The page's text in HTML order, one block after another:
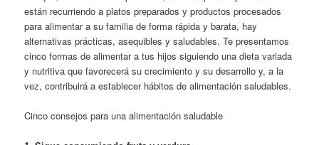
están recurriendo a platos preparados y productos procesados
para alimentar a su familia de forma rápida y barata, hay
alternativas prácticas, asequibles y saludables. Te presentamos
cinco formas de alimentar a tus hijos siguiendo una dieta variada
y nutritiva que favorecerá su crecimiento y su desarrollo y, a la
vez, contribuirá a establecer hábitos de alimentación saludables.
Cinco consejos para una alimentación saludable